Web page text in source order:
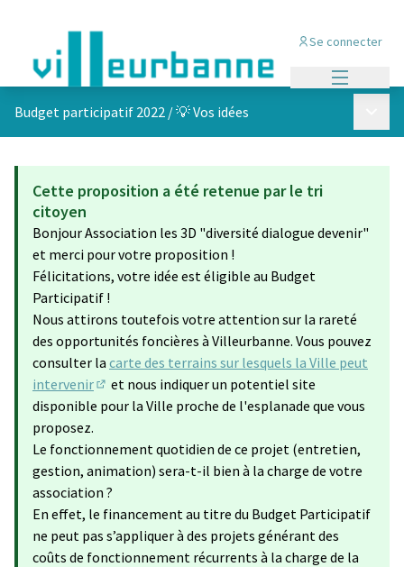
Se connecter
Budget participatif 2022 /💡 Vos idées
Cette proposition a été retenue par le tri
citoyen
Bonjour Association les 3D "diversité dialogue devenir"
et merci pour votre proposition !
Félicitations, votre idée est éligible au Budget
Participatif !
Nous attirons toutefois votre attention sur la rareté
des opportunités foncières à Villeurbanne. Vous pouvez
consulter la carte des terrains sur lesquels la Ville peut
intervenir
(S'ouvre dans un nouvel onglet)
et nous indiquer un potentiel site
disponible pour la Ville proche de l'esplanade que vous
proposez.
Le fonctionnement quotidien de ce projet (entretien,
gestion, animation) sera-t-il bien à la charge de votre
association ?
En effet, le financement au titre du Budget Participatif
ne peut pas s’appliquer à des projets générant des
coûts de fonctionnement récurrents à la charge de la